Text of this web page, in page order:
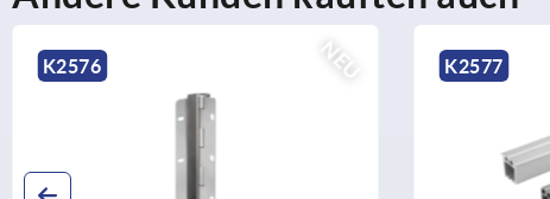
NEU NEU